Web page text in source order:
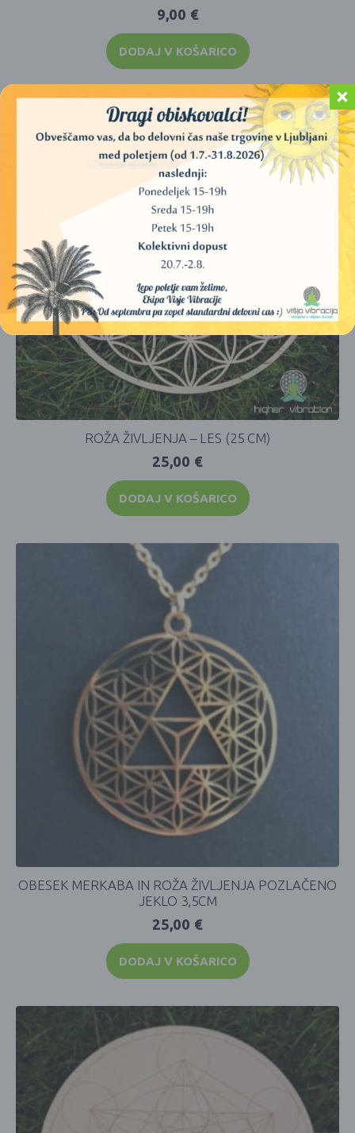
9,00 €
DODAJ V KOŠARICO
ROŽA ŽIVLJENJA – LES (25 CM)
25,00 €
DODAJ V KOŠARICO
OBESEK MERKABA IN ROŽA ŽIVLJENJA POZLAČENO
JEKLO 3,5CM
25,00 €
DODAJ V KOŠARICO